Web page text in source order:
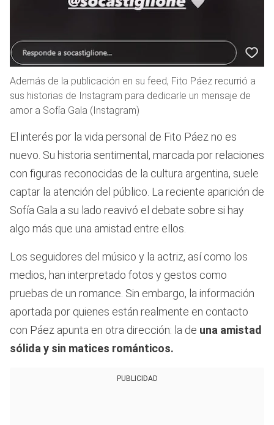
Además de la publicación en su feed, Fito Páez recurrió a
sus historias de Instagram para dedicarle un mensaje de
amor a Sofía Gala (Instagram)
El interés por la vida personal de Fito Páez no es
nuevo. Su historia sentimental, marcada por relaciones
con figuras reconocidas de la cultura argentina, suele
captar la atención del público. La reciente aparición de
Sofía Gala a su lado reavivó el debate sobre si hay
algo más que una amistad entre ellos.
Los seguidores del músico y la actriz, así como los
medios, han interpretado fotos y gestos como
pruebas de un romance. Sin embargo, la información
aportada por quienes están realmente en contacto
con Páez apunta en otra dirección: la de una amistad
sólida y sin matices románticos.
PUBLICIDAD